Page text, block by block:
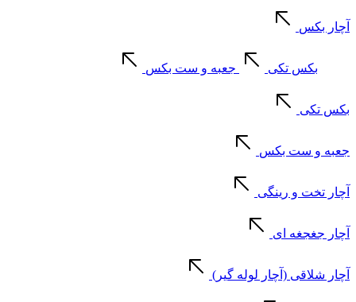
آچار بکس
بکس تکی جعبه و ست بکس
بکس تکی
جعبه و ست بکس
آچار تخت و رینگی
آچار جغجغه ای
آچار شلاقی (آچار لوله گیر)